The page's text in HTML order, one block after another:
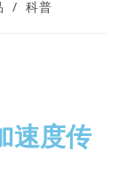
/ 科普
速度传